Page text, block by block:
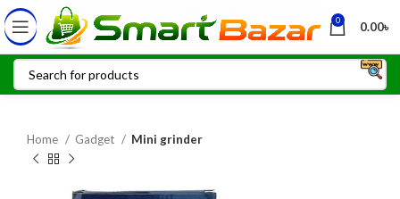
0 0.00৳
Home Gadget Mini grinder